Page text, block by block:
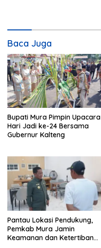
Baca Juga
Bupati Mura Pimpin Upacara
Hari Jadi ke-24 Bersama
Gubernur Kalteng
Pantau Lokasi Pendukung,
Pemkab Mura Jamin
Keamanan dan Ketertiban